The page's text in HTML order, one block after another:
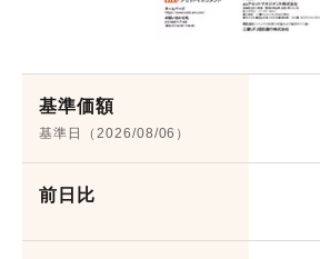
ウェブアクセシビリティ
電子公告
基準価額
基準日（2026/08/06）
前日比